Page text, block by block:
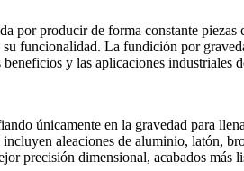
por producir de forma constante
funcionalidad. La fundición por
y las aplicaciones industriales
únicamente en la gravedad para
aleaciones de aluminio, latón,
precisión dimensional, acabados más